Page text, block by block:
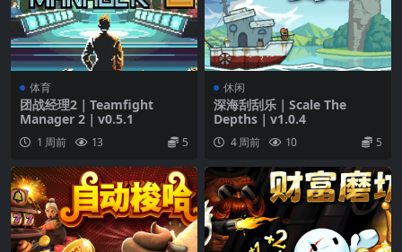
体育
团战经理2｜Teamfight
Manager 2｜v0.5.1
1 周前 13 5
休闲
深海刮刮乐｜Scale The
Depths｜v1.0.4
4 周前 10 5